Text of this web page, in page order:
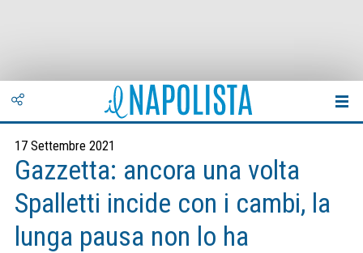
17 Settembre 2021
Gazzetta: ancora una volta
Spalletti incide con i cambi, la
lunga pausa non lo ha